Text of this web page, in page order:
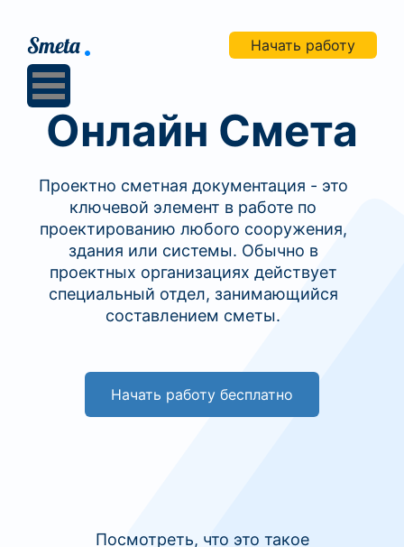
Начать работу
Онлайн Смета
Проектно сметная документация - это
ключевой элемент в работе по
проектированию любого сооружения,
здания или системы. Обычно в
проектных организациях действует
специальный отдел, занимающийся
составлением сметы.
Начать работу бесплатно
Посмотреть, что это такое